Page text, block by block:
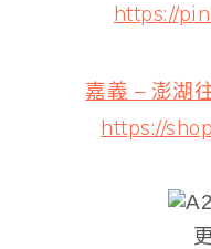
https://
嘉義 – 澎湖
https://